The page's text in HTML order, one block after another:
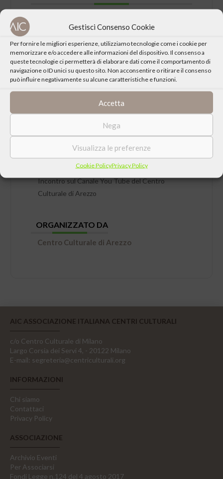
Gestisci Consenso Cookie
Per fornire le migliori esperienze, utilizziamo tecnologie come i cookie per
memorizzare e/o accedere alle informazioni del dispositivo. Il consenso a
queste tecnologie ci permetterà di elaborare dati come il comportamento di
navigazione o ID unici su questo sito. Non acconsentire o ritirare il consenso
può influire negativamente su alcune caratteristiche e funzioni.
Accetta
Nega
Visualizza le preferenze
Cookie PolicyPrivacy Policy
Mercoledì 03 Febbraio 2021 ore 21:00
LUOGO
Incontro sul Canale You Tube del Centro
Culturale di Arezzo
ORGANIZZATO DA
Centro Culturale di Arezzo
AIC ASSOCIAZIONE ITALIANA CENTRI CULTURALI
c/o Centro Culturale di Milano
Largo Corsia dei Servi 4, - 20122 Milano
E-mail: segreteria@centriculturali.org
INFORMAZIONI
Chi siamo
Contattaci
Privacy Policy
ASSOCIAZIONE
Archivio Eventi
Per Associarsi
Fondi Legge n.124 del 4 agosto 2017